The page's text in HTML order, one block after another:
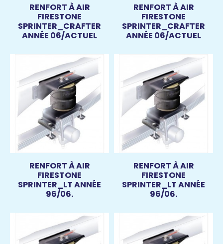
RENFORT À AIR
FIRESTONE
SPRINTER_CRAFTER
ANNÉE 06/ACTUEL
RENFORT À AIR
FIRESTONE
SPRINTER_CRAFTER
ANNÉE 06/ACTUEL
RENFORT À AIR
FIRESTONE
SPRINTER_LT ANNÉE
96/06.
RENFORT À AIR
FIRESTONE
SPRINTER_LT ANNÉE
96/06.